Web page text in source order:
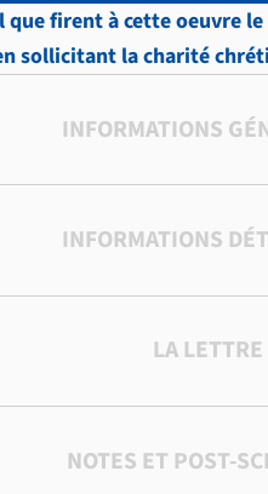
que firent à cette oeuvre
sollicitant la charité
INFORMATIONS
INFORMATIONS
LA LETTRE
NOTES ET POST-